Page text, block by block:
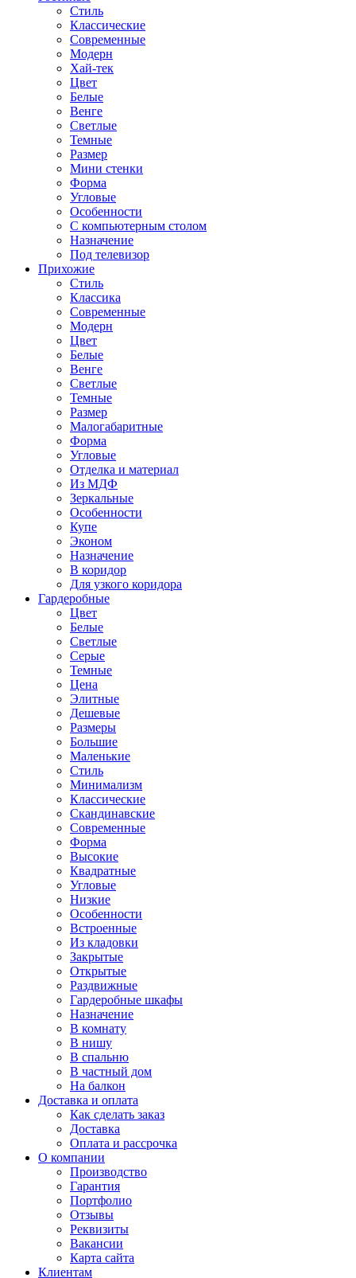
Стиль
Классические
Современные
Модерн
Хай-тек
Цвет
Белые
Венге
Светлые
Темные
Размер
Мини стенки
Форма
Угловые
Особенности
С компьютерным столом
Назначение
Под телевизор
Прихожие
Стиль
Классика
Современные
Модерн
Цвет
Белые
Венге
Светлые
Темные
Размер
Малогабаритные
Форма
Угловые
Отделка и материал
Из МДФ
Зеркальные
Особенности
Купе
Эконом
Назначение
В коридор
Для узкого коридора
Гардеробные
Цвет
Белые
Светлые
Серые
Темные
Цена
Элитные
Дешевые
Размеры
Большие
Маленькие
Стиль
Минимализм
Классические
Скандинавские
Современные
Форма
Высокие
Квадратные
Угловые
Низкие
Особенности
Встроенные
Из кладовки
Закрытые
Открытые
Раздвижные
Гардеробные шкафы
Назначение
В комнату
В нишу
В спальню
В частный дом
На балкон
Доставка и оплата
Как сделать заказ
Доставка
Оплата и рассрочка
О компании
Производство
Гарантия
Портфолио
Отзывы
Реквизиты
Вакансии
Карта сайта
Клиентам